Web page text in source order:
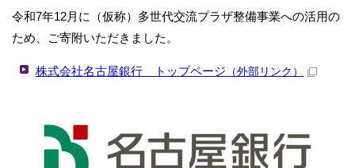
令和7年12月に（仮称）多世代交流プラザ整備事業への活用の
ため、ご寄附いただきました。
株式会社名古屋銀行 トップページ （外部リンク）